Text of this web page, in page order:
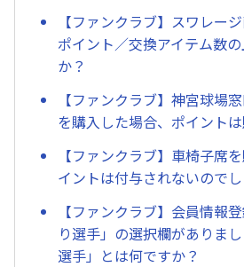
【ファンクラブ】スワレー
ポイント／交換アイテム数
か？
【ファンクラブ】神宮球場
を購入した場合、ポイント
【ファンクラブ】車椅子席
イントは付与されないので
【ファンクラブ】会員情報
り選手」の選択欄がありま
選手」とは何ですか？